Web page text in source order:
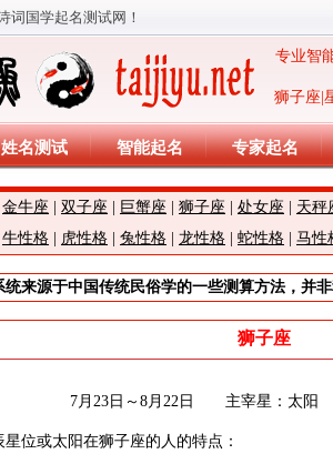
词国学起名测试网！
专业智
姓名测试 智能起名 专家起名
金牛座 双子座 巨蟹座 狮子座 处女座
天秤
牛性格 虎性格 兔性格 龙性格 蛇性格 马性
统来源于中国传统民俗学的一些测算方法，并
狮子座
7月23日～8月22日 主宰星：太
或太阳在狮子座的人的特点：